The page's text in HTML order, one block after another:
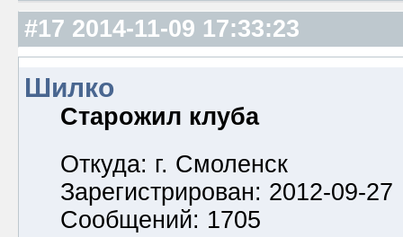
#17 2014-11-09 17:33:23
Шилко
Старожил клуба
Откуда: г. Смоленск
Зарегистрирован: 2012-09-27
Сообщений: 1705